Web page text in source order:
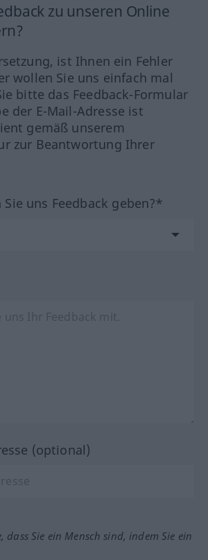
zu unseren Online
ist Ihnen ein Fehler
wollen Sie uns einfach mal
bitte das Feedback-Formular
der E-Mail-Adresse ist
gemäß unserem
zur Beantwortung Ihrer
uns Feedback geben?*
(optional)
dass Sie ein Mensch sind, indem Sie ein